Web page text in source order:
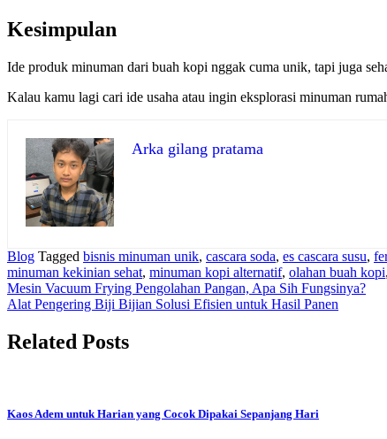
Kesimpulan
Ide produk minuman dari buah kopi nggak cuma unik, tapi juga
Kalau kamu lagi cari ide usaha atau ingin eksplorasi minuman
Arka gilang pratama
Blog Tagged bisnis minuman unik, cascara soda, es cascara susu,
minuman kekinian sehat, minuman kopi alternatif, olahan buah kopi,
Navigasi
pos
Mesin Vacuum Frying Pengolahan Pangan, Apa Sih Fungsinya?
Alat Pengering Biji Bijian Solusi Efisien untuk Hasil Panen
Related Posts
Kaos Adem untuk Harian yang Cocok Dipakai Sepanjang Hari